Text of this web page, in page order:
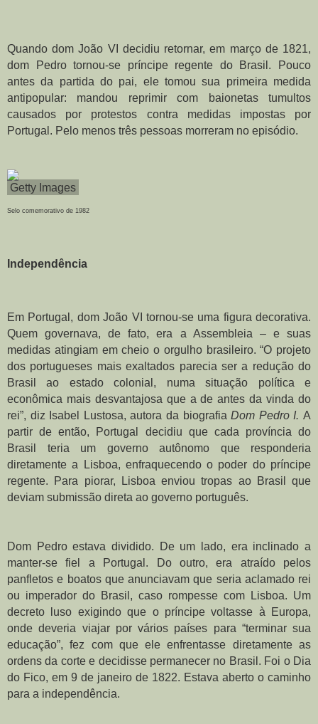
Quando dom João VI decidiu retornar, em março de 1821,
dom Pedro tornou-se príncipe regente do Brasil. Pouco
antes da partida do pai, ele tomou sua primeira medida
antipopular: mandou reprimir com baionetas tumultos
causados por protestos contra medidas impostas por
Portugal. Pelo menos três pessoas morreram no episódio.
Getty Images
Selo comemorativo de 1982
Independência
Em Portugal, dom João VI tornou-se uma figura decorativa.
Quem governava, de fato, era a Assembleia – e suas
medidas atingiam em cheio o orgulho brasileiro. “O projeto
dos portugueses mais exaltados parecia ser a redução do
Brasil ao estado colonial, numa situação política e
econômica mais desvantajosa que a de antes da vinda do
rei”, diz Isabel Lustosa, autora da biografia Dom Pedro I. A
partir de então, Portugal decidiu que cada província do
Brasil teria um governo autônomo que responderia
diretamente a Lisboa, enfraquecendo o poder do príncipe
regente. Para piorar, Lisboa enviou tropas ao Brasil que
deviam submissão direta ao governo português.
Dom Pedro estava dividido. De um lado, era inclinado a
manter-se fiel a Portugal. Do outro, era atraído pelos
panfletos e boatos que anunciavam que seria aclamado rei
ou imperador do Brasil, caso rompesse com Lisboa. Um
decreto luso exigindo que o príncipe voltasse à Europa,
onde deveria viajar por vários países para “terminar sua
educação”, fez com que ele enfrentasse diretamente as
ordens da corte e decidisse permanecer no Brasil. Foi o Dia
do Fico, em 9 de janeiro de 1822. Estava aberto o caminho
para a independência.